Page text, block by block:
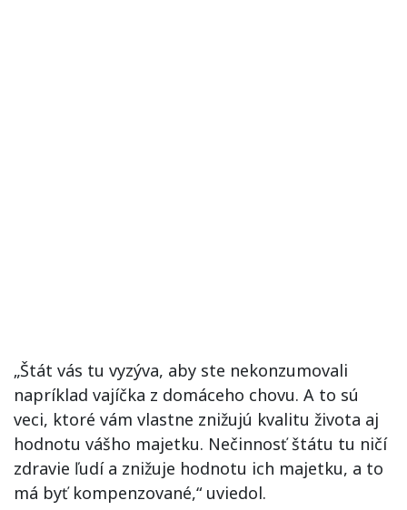
„Štát vás tu vyzýva, aby ste nekonzumovali
napríklad vajíčka z domáceho chovu. A to sú
veci, ktoré vám vlastne znižujú kvalitu života aj
hodnotu vášho majetku. Nečinnosť štátu tu ničí
zdravie ľudí a znižuje hodnotu ich majetku, a to
má byť kompenzované,“ uviedol.